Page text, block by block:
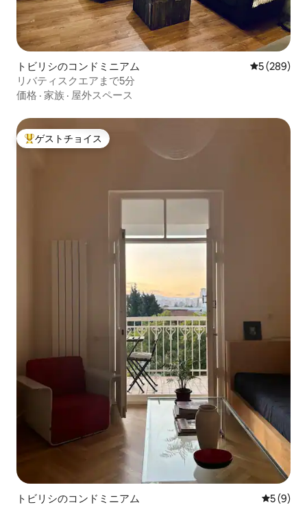
トビリシのコンドミニアム レビュー
5 (289)
リバティスクエアまで5分
価格 · 家族 · 屋外スペース
大好評のゲストチョイスです。
ゲストチョイス
トビリシのコンドミニアム レビュー
5 (9)